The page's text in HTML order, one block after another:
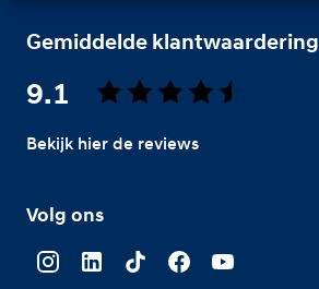
Gemiddelde klantwaardering
9.1
Bekijk hier de reviews
van
sterren
Volg ons